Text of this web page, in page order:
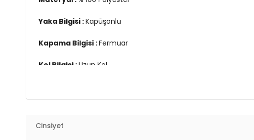
Yaka Bilgisi :Kapüşonlu
Kapama Bilgisi :Fermuar
Kol Bilgisi :Uzun Kol
-Model 132 cm boyunda 30 kg olup 7-8 yaş giymektedir
Cinsiyet